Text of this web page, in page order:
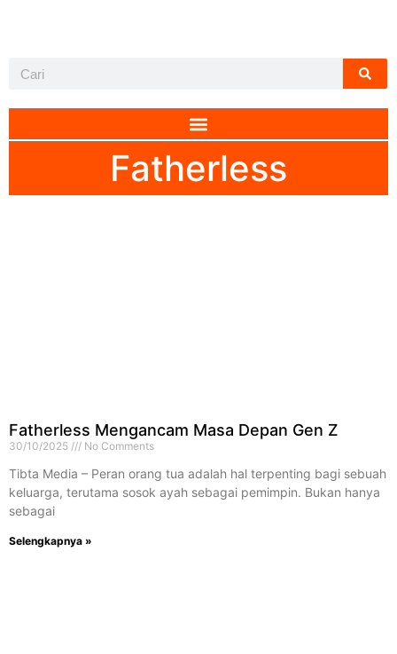
Fatherless
Fatherless Mengancam Masa Depan Gen Z
30/10/2025 No Comments
Tibta Media – Peran orang tua adalah hal terpenting bagi sebuah
keluarga, terutama sosok ayah sebagai pemimpin. Bukan hanya
sebagai
Selengkapnya »